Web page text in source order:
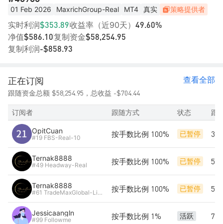
01 Feb 2026 MaxrichGroup-Real MT4 真实 策略提供者
实时利润$353.89收益率（近90天） 49.60%
净值$586.10复制资金$58,254.95
复制利润-$858.93
正在订阅 查看全部
跟随资金总额 $58,254.95 ，总收益 -$704.44
订阅者 跟随方式 状态 跟
OpitCuan
#19 FBS-Real-10 按手数比例 100% 已暂停 36
Ternak8888
#49 Headway-Real 按手数比例 100% 已暂停 53
Ternak8888
#61 TradeMaxGlobal-Live10 按手数比例 100% 已暂停 53
Jessicaangln
#99 Followme 按手数比例 1% 活跃 79